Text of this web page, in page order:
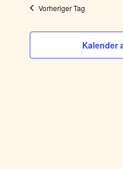
Vorheriger Tag
Kalender